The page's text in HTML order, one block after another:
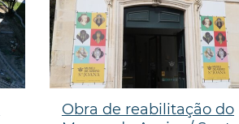
Obra de reabilitação do